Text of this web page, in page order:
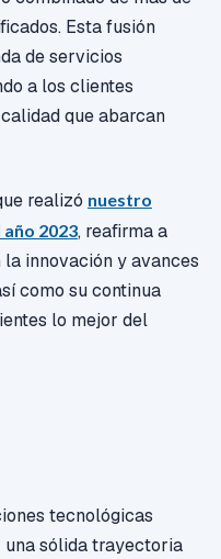
Esta fusión
de servicios
a los clientes
que abarcan
realizó nuestro
2023, reafirma a
innovación y avances
como su continua
lo mejor del
tecnológicas
sólida trayectoria